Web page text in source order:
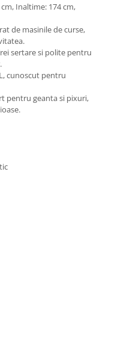
Inaltime: 174 cm,
de masinile de curse,
sertare si polite pentru
cunoscut pentru
pentru geanta si pixuri,